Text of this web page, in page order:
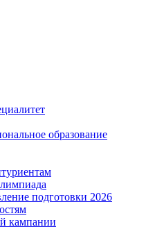
образование
подготовки 2026
кампании